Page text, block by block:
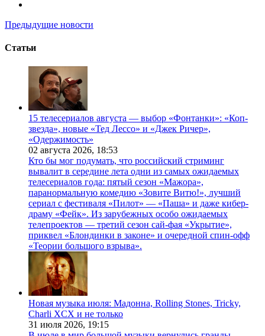
Предыдущие новости
Статьи
15 телесериалов августа — выбор «Фонтанки»: «Коп-
звезда», новые «Тед Лессо» и «Джек Ричер»,
«Одержимость»
02 августа 2026, 18:53
Кто бы мог подумать, что российский стриминг
вывалит в середине лета одни из самых ожидаемых
телесериалов года: пятый сезон «Мажора»,
паранормальную комедию «Зовите Витю!», лучший
сериал с фестиваля «Пилот» — «Паша» и даже кибер-
драму «Фейк». Из зарубежных особо ожидаемых
телепроектов — третий сезон сай-фая «Укрытие»,
приквел «Блондинки в законе» и очередной спин-офф
«Теории большого взрыва».
Новая музыка июля: Мадонна, Rolling Stones, Tricky,
Charli XCX и не только
31 июля 2026, 19:15